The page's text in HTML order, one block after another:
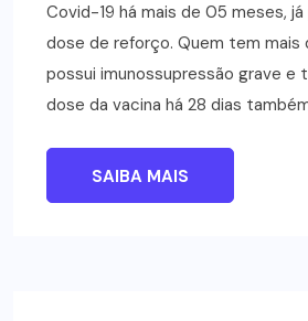
Covid-19 há mais de 05 meses,
dose de reforço. Quem tem mais
possui imunossupressão grave e
dose da vacina há 28 dias
SAIBA MAIS